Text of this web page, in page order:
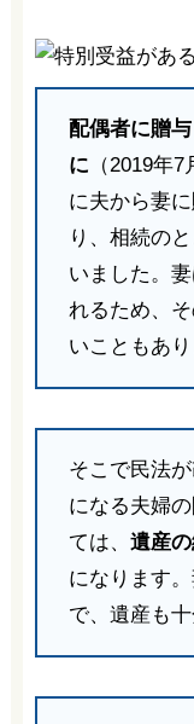
配偶者に贈
に （2019年
に夫から妻
り、相続の
いました。
れるため、
いこともあり
そこで民法
になる夫婦
ては、 遺産
になります
で、遺産も